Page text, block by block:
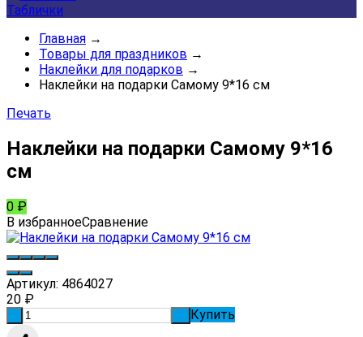
Таблички
Главная →
Товары для праздников →
Наклейки для подарков →
Наклейки на подарки Самому 9*16 см
Печать
Наклейки на подарки Самому 9*16
см
0 ₽
В избранноеСравнение
Артикул: 4864027
20 ₽
Купить